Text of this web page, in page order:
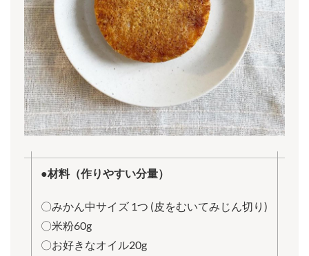
●材料（作りやすい分量）
〇みかん中サイズ 1つ (皮をむいてみじん切り)
〇米粉60g
〇お好きなオイル20g